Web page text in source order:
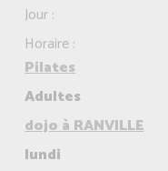
Jour :
Horaire :
Pilates
Adultes
dojo à RANVILLE
lundi